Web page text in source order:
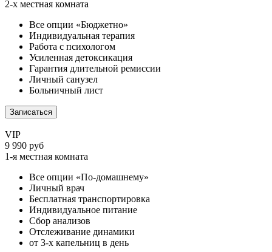
2-х местная комната
Все опции «Бюджетно»
Индивидуальная терапия
Работа с психологом
Усиленная детоксикация
Гарантия длительной ремиссии
Личный санузел
Больничный лист
Записаться
VIP
9 990 руб
1-я местная комната
Все опции «По-домашнему»
Личный врач
Бесплатная транспортировка
Индивидуальное питание
Сбор анализов
Отслеживание динамики
от 3-х капельниц в день